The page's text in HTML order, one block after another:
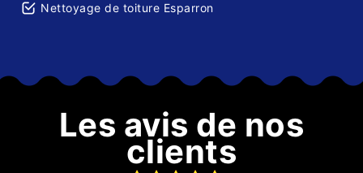
Nettoyage de toiture Esparron
Les avis de nos
clients